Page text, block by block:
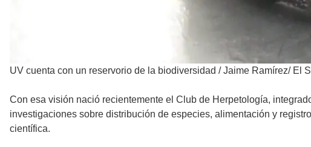
UV cuenta con un reservorio de la biodiversidad /Jaime Ramírez/ El
Con esa visión nació recientemente el Club de Herpetología,
investigaciones sobre distribución de especies, alimentación y
científica.